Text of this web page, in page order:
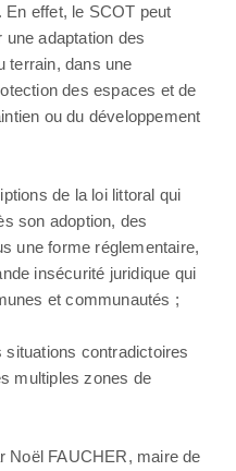
effet, le SCOT peut
adaptation des
terrain, dans une
des espaces et de
ou du développement
de la loi littoral qui
son adoption, des
une forme réglementaire,
insécurité juridique qui
et communautés ;
contradictoires
multiples zones de
Noël FAUCHER, maire de